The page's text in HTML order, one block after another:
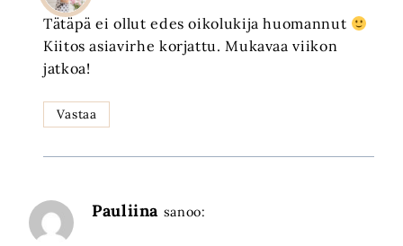
Tätäpä ei ollut edes oikolukija huomannut
Kiitos asiavirhe korjattu. Mukavaa viikon
jatkoa!
Vastaa
Pauliina sanoo: